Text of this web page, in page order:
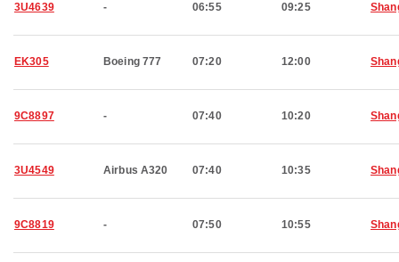
3U4639 - 06:55 09:25
EK305 Boeing 777 07:20 12:00
9C8897 - 07:40 10:20
3U4549 Airbus A320 07:40 10:35
9C8819 - 07:50 10:55